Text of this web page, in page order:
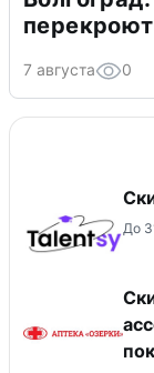
7 августа 0
До